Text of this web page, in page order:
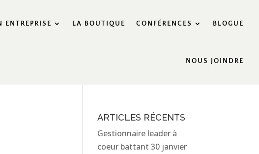
ENTREPRISE LA BOUTIQUE CONFÉRENCES BLOGUE
NOUS JOINDRE
ARTICLES RÉCENTS
Gestionnaire leader à
coeur battant 30 janvier